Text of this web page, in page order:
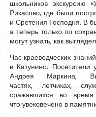
школьников экскурсию
Рикасово, где были
и Сретения Господня. В
а теперь только по
могут узнать, как
Час краеведческих
в Катунино. Посетители
Андрея Маркина,
частях, летчиках,
сражавшихся во
что увековечено в